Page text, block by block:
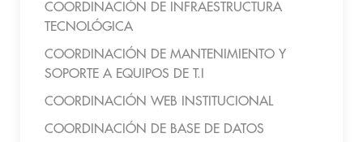
COORDINACIÓN DE INFRAESTRUCTURA
TECNOLÓGICA
COORDINACIÓN DE MANTENIMIENTO Y
SOPORTE A EQUIPOS DE T.I
COORDINACIÓN WEB INSTITUCIONAL
COORDINACIÓN DE BASE DE DATOS